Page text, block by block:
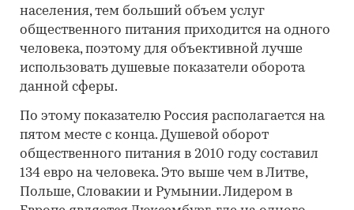
населения, тем больший объем услуг
общественного питания приходится на одного
человека, поэтому для объективной лучше
использовать душевые показатели оборота
данной сферы.
По этому показателю Россия располагается на
пятом месте с конца. Душевой оборот
общественного питания в 2010 году составил
134 евро на человека. Это выше чем в Литве,
Польше, Словакии и Румынии. Лидером в